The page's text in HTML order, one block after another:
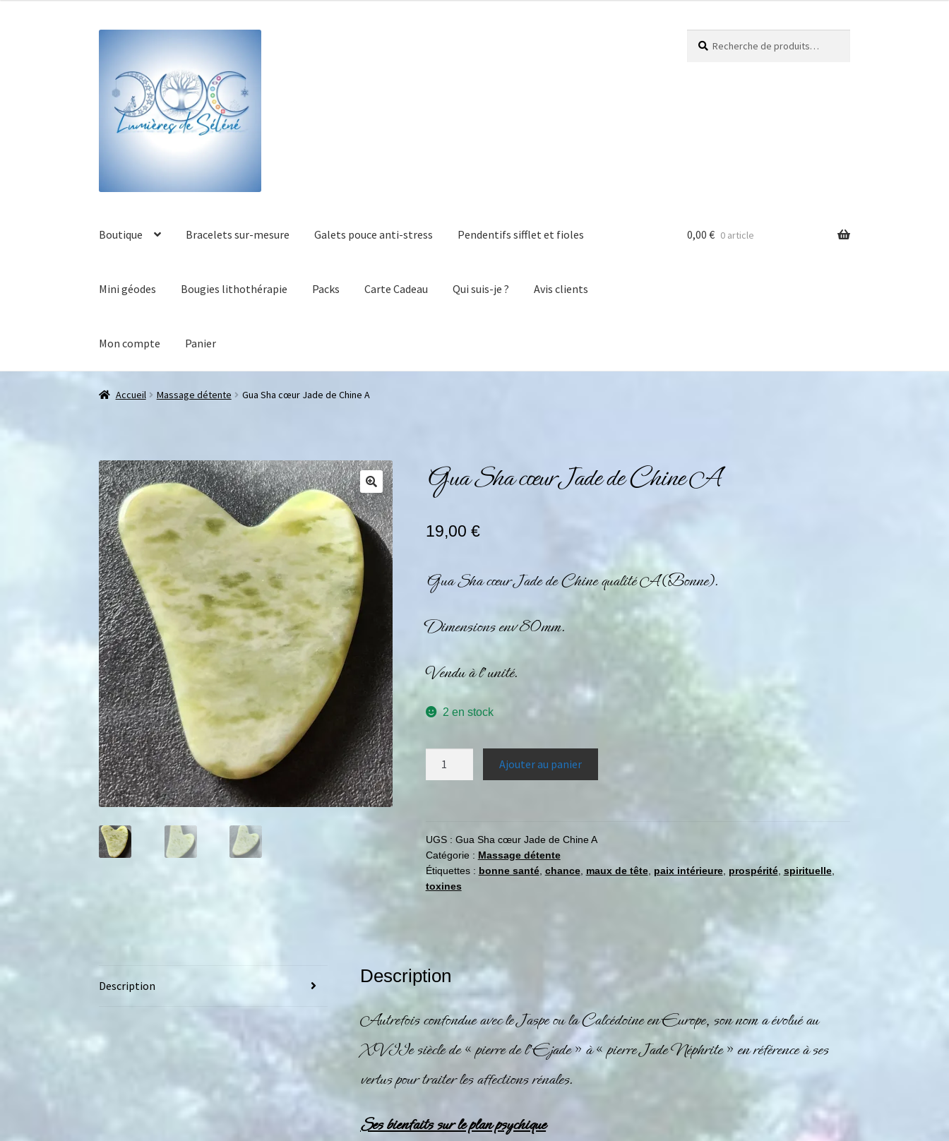
Boutique Bracelets sur-mesure Galets pouce anti-stress Pendentifs sifflet et fioles
Mini géodes Bougies lithothérapie Packs Carte Cadeau Qui suis-je ? Avis clients
Mon compte Panier
0,00 € 0 article
Accueil Massage détente Gua Sha cœur Jade de Chine A
Gua Sha cœur Jade de Chine A
19,00 €
Gua Sha cœur Jade de Chine qualité A (Bonne).
Dimensions env 80mm.
Vendu à l’unité.
2 en stock
Ajouter au panier
UGS : Gua Sha cœur Jade de Chine A
Catégorie : Massage détente
Étiquettes : bonne santé, chance, maux de tête, paix intérieure, prospérité, spirituelle,
toxines
Description Description
Autrefois confondue avec le Jaspe ou la Calcédoine en Europe, son nom a évolué au
XVIIe siècle de « pierre de l’Ejade » à « pierre Jade Néphrite » en référence à ses
vertus pour traiter les affections rénales.
Ses bienfaits sur le plan psychique